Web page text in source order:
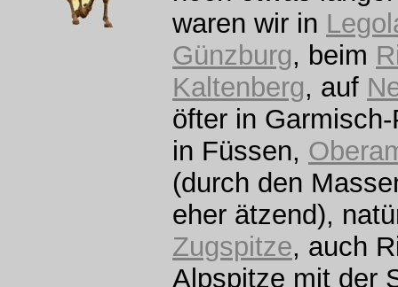
waren wir in
Günzburg, beim
Kaltenberg, auf
öfter in
in Füssen,
(durch den
eher ätzend),
Zugspitze, auch
Alpspitze mit der